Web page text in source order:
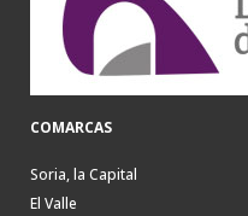
COMARCAS
Soria, la Capital
El Valle